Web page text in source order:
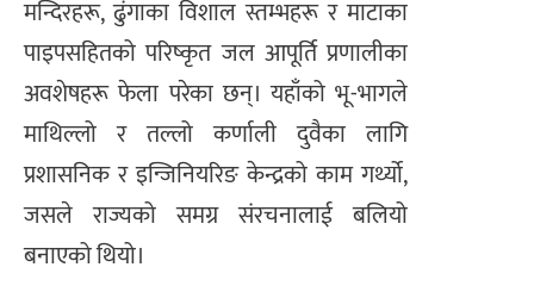
मन्दिरहरू, ढुंगाका विशाल स्तम्भहरू र माटाका
पाइपसहितको परिष्कृत जल आपूर्ति प्रणालीका
अवशेषहरू फेला परेका छन्। यहाँको भू-भागले
माथिल्लो र तल्लो कर्णाली दुवैका लागि
प्रशासनिक र इन्जिनियरिङ केन्द्रको काम गर्थ्यो,
जसले राज्यको समग्र संरचनालाई बलियो
बनाएको थियो।